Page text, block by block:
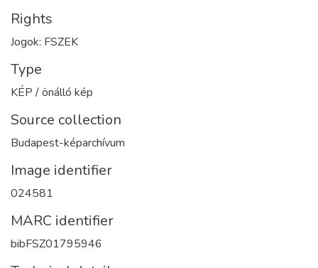
Rights
Jogok: FSZEK
Type
KÉP / önálló kép
Source collection
Budapest-képarchívum
Image identifier
024581
MARC identifier
bibFSZ01795946